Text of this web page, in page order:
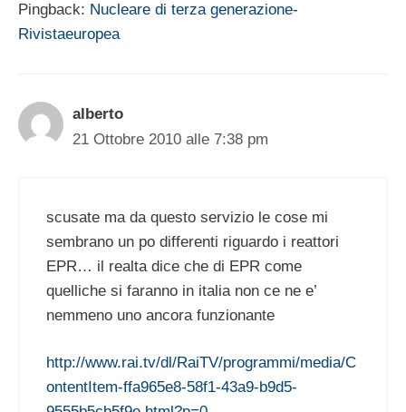
Pingback: Nucleare di terza generazione-
Rivistaeuropea
alberto
21 Ottobre 2010 alle 7:38 pm
scusate ma da questo servizio le cose mi
sembrano un po differenti riguardo i reattori
EPR… il realta dice che di EPR come
quelliche si faranno in italia non ce ne e’
nemmeno uno ancora funzionante
http://www.rai.tv/dl/RaiTV/programmi/media/C
ontentItem-ffa965e8-58f1-43a9-b9d5-